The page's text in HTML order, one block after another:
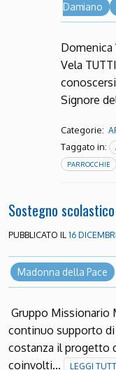
Damiano
Domenica
Vela
Signore
Categorie:
Taggato in:
PARROCCHIE
Sostegno
PUBBLICATO IL 16
Madonna della Pace
Gruppo Missionario
continuo supporto
costanza il progetto
coinvolti…
LEGGI